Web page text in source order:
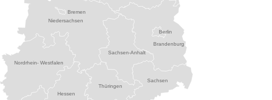
Brandenburg
Hessen
Niedersachsen
Nordrhein- Westfalen
Sachsen
Sachsen-Anhalt
Thüringen
Berlin
Bremen